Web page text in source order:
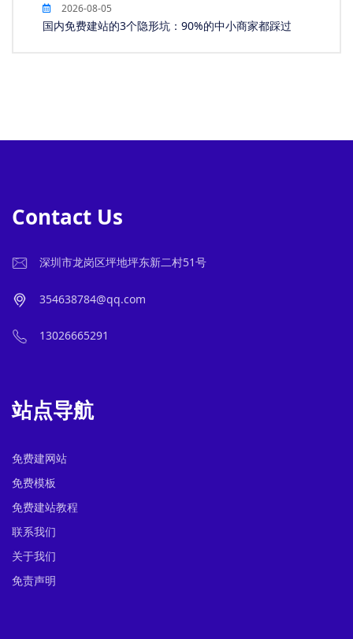
2026-08-05
国内免费建站的3个隐形坑：90%的中小商家都踩过
Contact Us
深圳市龙岗区坪地坪东新二村51号
354638784@qq.com
13026665291
站点导航
免费建网站
免费模板
免费建站教程
联系我们
关于我们
免责声明